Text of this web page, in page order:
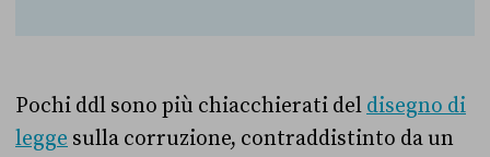
Pochi ddl sono più chiacchierati del disegno di
legge sulla corruzione, contraddistinto da un